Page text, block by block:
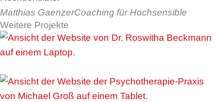
Matthias GaenzerCoaching für Hochsensible
Weitere Projekte